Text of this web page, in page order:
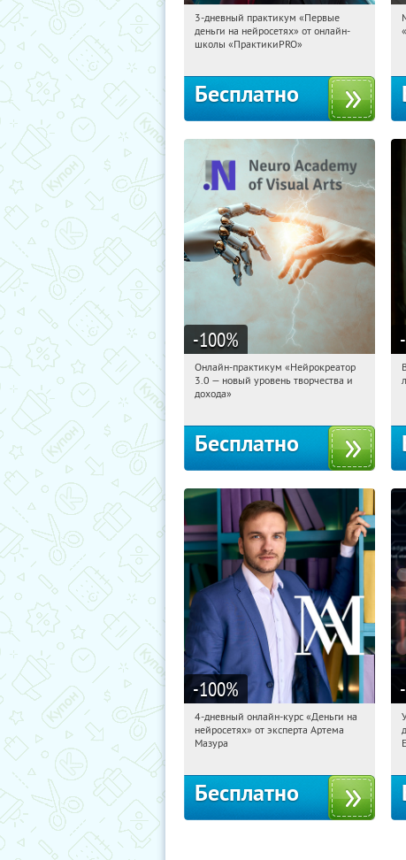
09:30:47 Получили:
Россия
3-дневный практикум «Первые
деньги на нейросетях» от онлайн-
школы «ПрактикиPRO»
Бесплатно
-100%
09:30:47 Получили:20
Россия
Онлайн-практикум «Нейрокреатор
3.0 — новый уровень творчества и
дохода»
Бесплатно
-100%
09:30:47 Получили: 191
Россия
4-дневный онлайн-курс «Деньги на
нейросетях» от эксперта Артема
Мазура
Бесплатно